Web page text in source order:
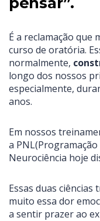
É a reclamação que
curso de oratória.
normalmente,
longo dos nossos
especialmente,
anos.
Em nossos
a
Neurociência hoje
Essas duas
muito essa dor
a sentir prazer ao